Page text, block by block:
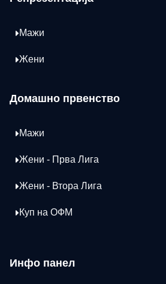
Мажи
Жени
Домашно првенство
Мажи
Жени - Прва Лига
Жени - Втора Лига
Куп на ОФМ
Инфо панел